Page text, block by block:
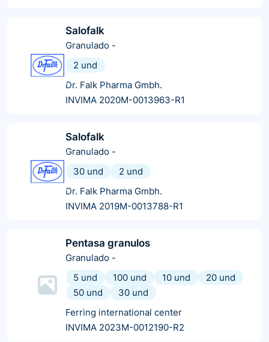
Salofalk
Granulado -
2 und
Dr. Falk Pharma Gmbh.
INVIMA 2020M-0013963-R1
Salofalk
Granulado -
30 und
2 und
Dr. Falk Pharma Gmbh.
INVIMA 2019M-0013788-R1
Pentasa granulos
Granulado -
5 und
100 und 10 und
20 und
50 und
30 und
Ferring international center
INVIMA 2023M-0012190-R2